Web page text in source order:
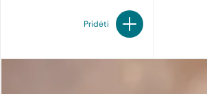
mitybos papildymas aktyviai
alternatyva – sojos baltymų milteliai,
Pridėti